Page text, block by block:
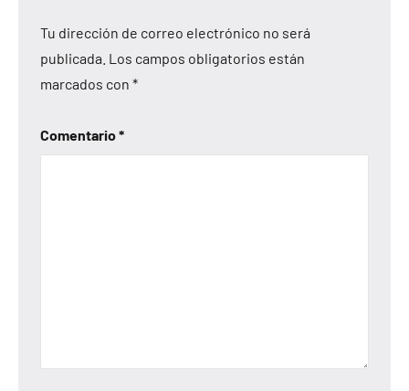
Tu dirección de correo electrónico no será
publicada. Los campos obligatorios están
marcados con *
Comentario*